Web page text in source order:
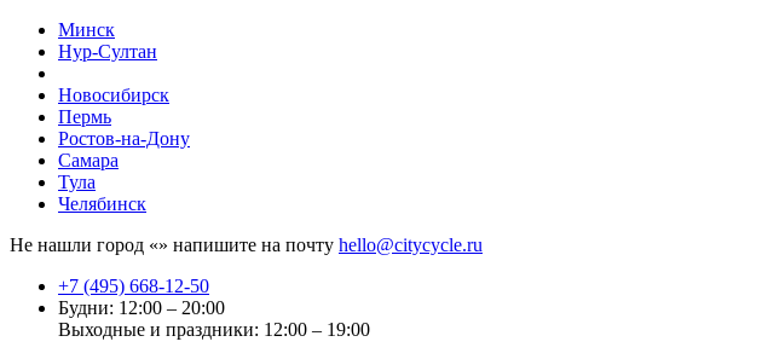
Минск
Нур-Султан
Новосибирск
Пермь
Ростов-на-Дону
Самара
Тула
Челябинск
Не нашли город «» напишите на почту hello@citycycle.ru
+7 (495) 668-12-50
Будни: 12:00 – 20:00
Выходные и праздники: 12:00 – 19:00